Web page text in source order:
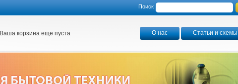
Поиск
Ваша корзина еще пуста О нас Статьи и схемы